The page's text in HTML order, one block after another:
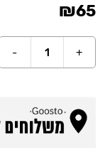
₪65
+
1
-